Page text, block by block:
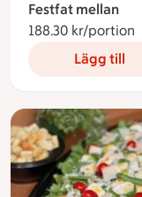
Festfat mellan
188.30 kr/portion
Lägg till